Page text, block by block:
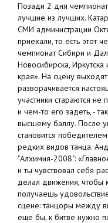
Позади 2 дня
лучшие из лучших.
СМИ администрации
приехали, то есть этот
чемпионат Сибири и
Новосибирска,
края». На сцену
разворачивается
участники стараются не
и чем-то его задеть, -
высшему баллу. После
становится
редких видов танца.
"Алхимия-2008":
и ты чувствовал себя
делал движения, чтобы
получаешь
сцене: танцоры между
еще бы, к битве нужно